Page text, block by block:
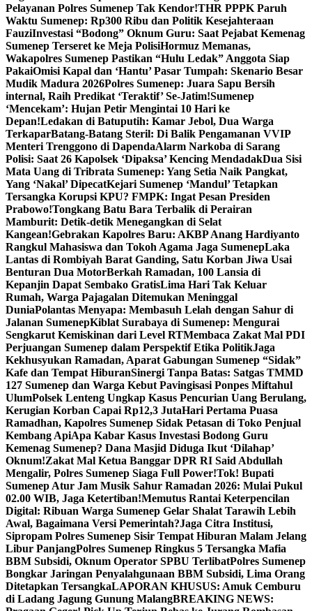
Pelayanan Polres Sumenep Tak Kendor!THR PPPK Paruh
Waktu Sumenep: Rp300 Ribu dan Politik Kesejahteraan
FauziInvestasi “Bodong” Oknum Guru: Saat Pejabat Kemenag
Sumenep Terseret ke Meja PolisiHormuz Memanas,
Wakapolres Sumenep Pastikan “Hulu Ledak” Anggota Siap
PakaiOmisi Kapal dan ‘Hantu’ Pasar Tumpah: Skenario Besar
Mudik Madura 2026Polres Sumenep: Juara Sapu Bersih
internal, Raih Predikat ‘Teraktif’ Se-Jatim!Sumenep
‘Mencekam’: Hujan Petir Mengintai 10 Hari ke
Depan!Ledakan di Batuputih: Kamar Jebol, Dua Warga
TerkaparBatang-Batang Steril: Di Balik Pengamanan VVIP
Menteri Trenggono di DapendaAlarm Narkoba di Sarang
Polisi: Saat 26 Kapolsek ‘Dipaksa’ Kencing MendadakDua Sisi
Mata Uang di Tribrata Sumenep: Yang Setia Naik Pangkat,
Yang ‘Nakal’ DipecatKejari Sumenep ‘Mandul’ Tetapkan
Tersangka Korupsi KPU? FMPK: Ingat Pesan Presiden
Prabowo!Tongkang Batu Bara Terbalik di Perairan
Mamburit: Detik-detik Menegangkan di Selat
Kangean!Gebrakan Kapolres Baru: AKBP Anang Hardiyanto
Rangkul Mahasiswa dan Tokoh Agama Jaga SumenepLaka
Lantas di Rombiyah Barat Ganding, Satu Korban Jiwa Usai
Benturan Dua MotorBerkah Ramadan, 100 Lansia di
Kepanjin Dapat Sembako GratisLima Hari Tak Keluar
Rumah, Warga Pajagalan Ditemukan Meninggal
DuniaPolantas Menyapa: Membasuh Lelah dengan Sahur di
Jalanan SumenepKiblat Surabaya di Sumenep: Mengurai
Sengkarut Kemiskinan dari Level RTMembaca Zakat Mal PDI
Perjuangan Sumenep dalam Perspektif Etika PolitikJaga
Kekhusyukan Ramadan, Aparat Gabungan Sumenep “Sidak”
Kafe dan Tempat HiburanSinergi Tanpa Batas: Satgas TMMD
127 Sumenep dan Warga Kebut Pavingisasi Ponpes Miftahul
UlumPolsek Lenteng Ungkap Kasus Pencurian Uang Berulang,
Kerugian Korban Capai Rp12,3 JutaHari Pertama Puasa
Ramadhan, Kapolres Sumenep Sidak Petasan di Toko Penjual
Kembang ApiApa Kabar Kasus Investasi Bodong Guru
Kemenag Sumenep? Dana Masjid Diduga Ikut ‘Dilahap’
Oknum!Zakat Mal Ketua Banggar DPR RI Said Abdullah
Mengalir, Polres Sumenep Siaga Full Power!Tok! Bupati
Sumenep Atur Jam Musik Sahur Ramadan 2026: Mulai Pukul
02.00 WIB, Jaga Ketertiban!Memutus Rantai Keterpencilan
Digital: Ribuan Warga Sumenep Gelar Shalat Tarawih Lebih
Awal, Bagaimana Versi Pemerintah?Jaga Citra Institusi,
Sipropam Polres Sumenep Sisir Tempat Hiburan Malam Jelang
Libur PanjangPolres Sumenep Ringkus 5 Tersangka Mafia
BBM Subsidi, Oknum Operator SPBU TerlibatPolres Sumenep
Bongkar Jaringan Penyalahgunaan BBM Subsidi, Lima Orang
Ditetapkan TersangkaLAPORAN KHUSUS: Amuk Cemburu
di Ladang Jagung Gunung MalangBREAKING NEWS: